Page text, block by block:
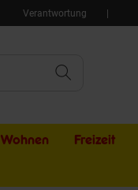
Verantwortung
Wohnen Freizeit